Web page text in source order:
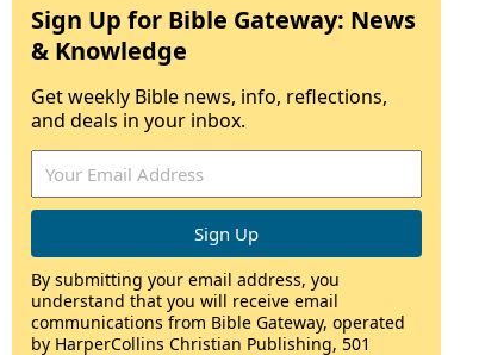
Sign Up for Bible Gateway: News
& Knowledge
Get weekly Bible news, info, reflections,
and deals in your inbox.
By submitting your email address, you
understand that you will receive email
communications from Bible Gateway, operated
by HarperCollins Christian Publishing, 501